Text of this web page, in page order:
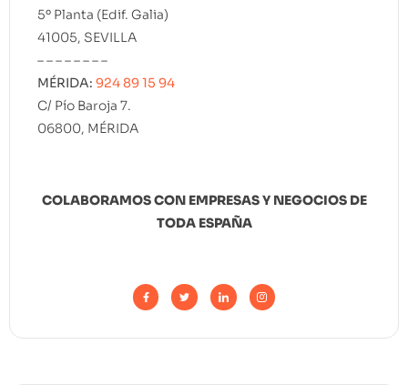
5º Planta (Edif. Galia)
41005, SEVILLA
– – – – – – – –
MÉRIDA: 924 89 15 94
C/ Pío Baroja 7.
06800, MÉRIDA
COLABORAMOS CON EMPRESAS Y NEGOCIOS DE
TODA ESPAÑA